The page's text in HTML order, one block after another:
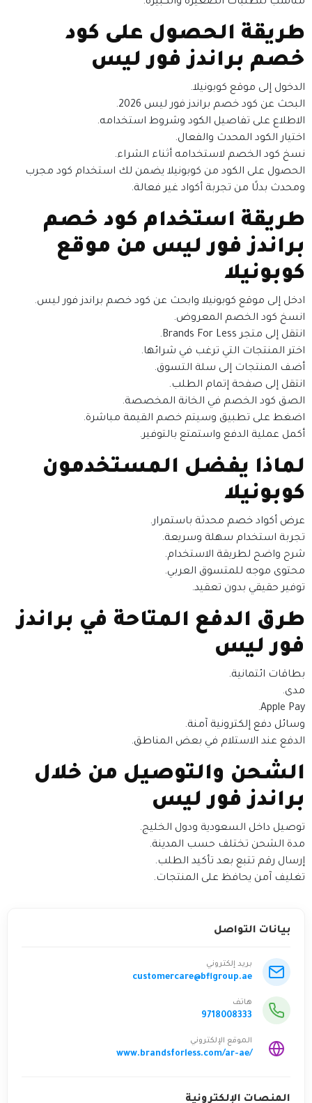
طريقة الحصول على كود
خصم براندز فور ليس
الدخول إلى موقع كوبونيلا.
البحث عن كود خصم براندز فور ليس 2026.
الاطلاع على تفاصيل الكود وشروط استخدامه.
اختيار الكود المحدث والفعال.
نسخ كود الخصم لاستخدامه أثناء الشراء.
الحصول على الكود من كوبونيلا يضمن لك استخدام كود مجرب
ومحدث بدلًا من تجربة أكواد غير فعالة.
طريقة استخدام كود خصم
براندز فور ليس من موقع
كوبونيلا
ادخل إلى موقع كوبونيلا وابحث عن كود خصم براندز فور ليس.
انسخ كود الخصم المعروض.
انتقل إلى متجر Brands For Less.
اختر المنتجات التي ترغب في شرائها.
أضف المنتجات إلى سلة التسوق.
انتقل إلى صفحة إتمام الطلب.
الصق كود الخصم في الخانة المخصصة.
اضغط على تطبيق وسيتم خصم القيمة مباشرة.
أكمل عملية الدفع واستمتع بالتوفير.
لماذا يفضل المستخدمون
كوبونيلا
عرض أكواد خصم محدثة باستمرار.
تجربة استخدام سهلة وسريعة.
شرح واضح لطريقة الاستخدام.
محتوى موجه للمتسوق العربي.
توفير حقيقي بدون تعقيد.
طرق الدفع المتاحة في براندز
فور ليس
بطاقات ائتمانية.
مدى.
Apple Pay.
وسائل دفع إلكترونية آمنة.
الدفع عند الاستلام في بعض المناطق.
الشحن والتوصيل من خلال
براندز فور ليس
توصيل داخل السعودية ودول الخليج.
مدة الشحن تختلف حسب المدينة.
إرسال رقم تتبع بعد تأكيد الطلب.
تغليف آمن يحافظ على المنتجات.
بيانات التواصل
بريد إلكتروني
customercare@bflgroup.ae
هاتف
9718008333
الموقع الإلكتروني
www.brandsforless.com/ar-ae/
المنصات الإلكترونية